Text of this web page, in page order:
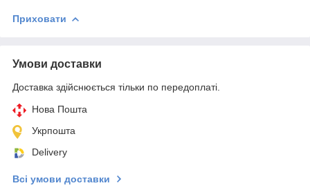
Приховати
Умови доставки
Доставка здійснюється тільки по передоплаті.
Нова Пошта
Укрпошта
Delivery
Всі умови доставки